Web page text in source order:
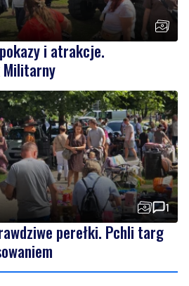
i atrakcje.
Militarny
1
perełki. Pchli targ